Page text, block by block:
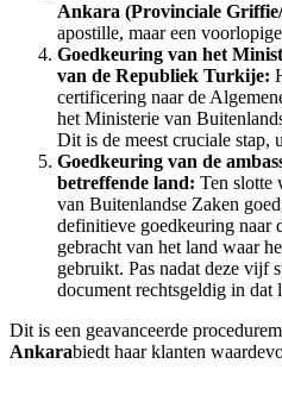
Ankara (Provinciale
apostille, maar een
Goedkeuring van het
van de Republiek Turkije:
certificering naar de
het Ministerie van
Dit is de meest cruciale stap,
Goedkeuring van de
betreffende land: Ten slotte
van Buitenlandse Zaken
definitieve goedkeuring naar
gebracht van het land waar
gebruikt. Pas nadat deze vijf
document rechtsgeldig in dat
Dit is een geavanceerde
Ankarabiedt haar klanten